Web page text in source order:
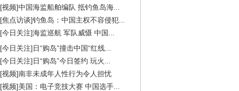
[视频]中国海监船舶编队 抵钓鱼岛海...
[焦点访谈]钓鱼岛：中国主权不容侵犯...
[今日关注]海监巡航 军队威慑 中国...
[今日关注]日“购岛”撞击中国“红线...
[今日关注]日“购岛”今日签约 玩火...
[视频]南非未成年人性行为令人担忧
[视频]美国：电子竞技大赛 中国选手...